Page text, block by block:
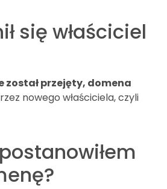
się właściciel
został przejęty, domena
nowego właściciela, czyli